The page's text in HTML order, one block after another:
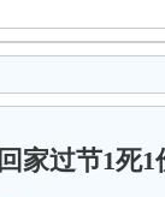
家过节1死1